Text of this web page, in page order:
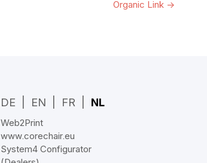
Organic Link →
DE EN FR NL
Web2Print
www.corechair.eu
System4 Configurator